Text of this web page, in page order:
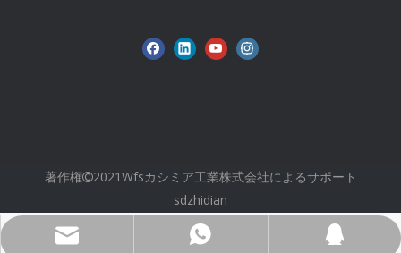
よくある質問 (OEM/B2B FAQ)
Q2: 大量注文の場合、GRS 証明書は取得できますか?
はい。当社の認定リサイクル糸を使用した大量生産の場
合、ブランドのマーケティング上の主張にリサイクル素材
著作権2021Wfsカシミア工業株式会社によるサポート
sdzhidian
Wfs802@wfscashmere.com
+8618595279662
2917611817